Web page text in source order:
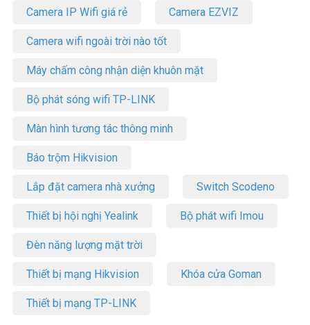
Camera IP Wifi giá rẻ Camera EZVIZ
Camera wifi ngoài trời nào tốt
Máy chấm công nhận diện khuôn mặt
Bộ phát sóng wifi TP-LINK
Màn hình tương tác thông minh
Báo trộm Hikvision
Lắp đặt camera nhà xưởng Switch Scodeno
Thiết bị hội nghị Yealink Bộ phát wifi Imou
Đèn năng lượng mặt trời
Thiết bị mạng Hikvision Khóa cửa Goman
Thiết bị mạng TP-LINK